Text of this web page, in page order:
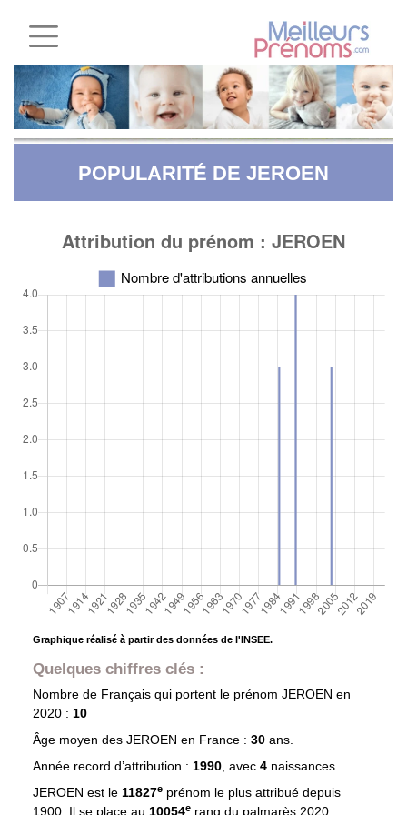
POPULARITÉ DE JEROEN
Graphique réalisé à partir des données de l'INSEE.
Quelques chiffres clés :
Nombre de Français qui portent le prénom JEROEN en
2020 : 10
Âge moyen des JEROEN en France : 30 ans.
Année record d’attribution : 1990, avec 4 naissances.
JEROEN est le 11827eprénom le plus attribué depuis
1900. Il se place au 10054e rang du palmarès 2020.